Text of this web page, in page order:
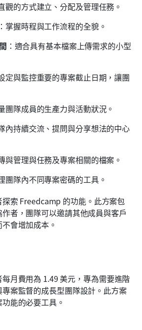
觀的方式建立、分配及管理任務。
：掌握時程與工作流程的全貌。
：適合具有基本檔案上傳需求的小型
定與監控重要的專案截止日期，讓團
團隊成員的生產力與活動狀況。
內持續交流、提問與分享想法的中心
與管理與任務及專案相關的檔案。
團隊內不同專案密碼的工具。
索 Freedcamp 的功能。此方案包
者，團隊可以邀請其他成員與客戶
會增加成本。
月費用為 1.49 美元，專為需要進階
專案監督的成長型團隊設計。此方案
能的必要工具。